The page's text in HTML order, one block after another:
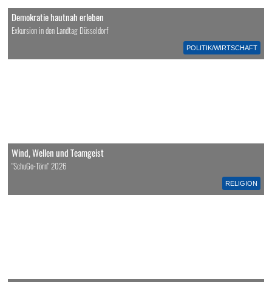
POLITIK/WIRTSCHAFT
Demokratie hautnah erleben
Exkursion in den Landtag Düsseldorf
RELIGION
Wind, Wellen und Teamgeist
"SchuGo-Törn" 2026